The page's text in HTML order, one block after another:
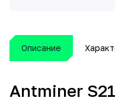
Описание
Antminer